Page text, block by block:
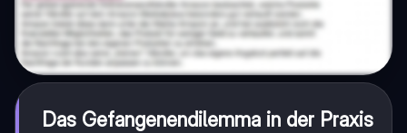
Das Gefangenendilemma in der Praxis